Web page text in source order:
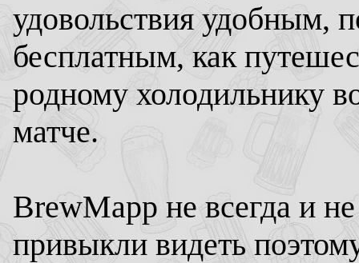
удовольствия удобным,
бесплатным, как
родному холодильнику
матче.
BrewMapp не всегда и
привыкли видеть